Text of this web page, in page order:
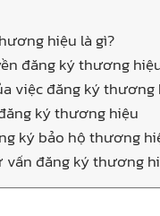
hiệu là gì?
đăng ký thương
việc đăng ký thương
ký thương hiệu
ký bảo hộ thương
đăng ký thương